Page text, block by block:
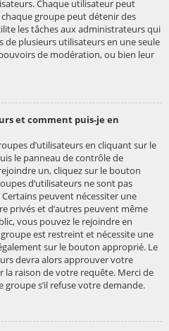
Chaque utilisateur peut
groupe peut détenir des
les tâches aux administrateurs qui
plusieurs utilisateurs en une seule
de modération, ou bien leur
et comment puis-je en
d’utilisateurs en cliquant sur le
le panneau de contrôle de
un, cliquez sur le bouton
d’utilisateurs ne sont pas
peuvent nécessiter une
privés et d’autres peuvent même
vous pouvez le rejoindre en
est restreint et nécessite une
sur le bouton approprié. Le
devra alors approuver votre
raison de votre requête. Merci de
groupe s’il refuse votre demande.